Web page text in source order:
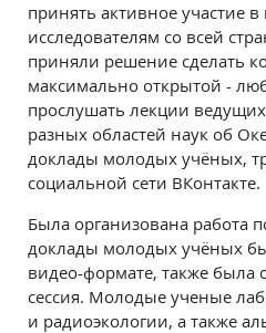
принять активное участие
исследователям со всей
приняли решение сделать
максимально открытой -
прослушать лекции
разных областей наук об
доклады молодых учёных,
социальной сети ВКонтакте.
Была организована работа
доклады молодых учёных
видео-формате, также была
сессия. Молодые ученые
и радиоэкологии, а также